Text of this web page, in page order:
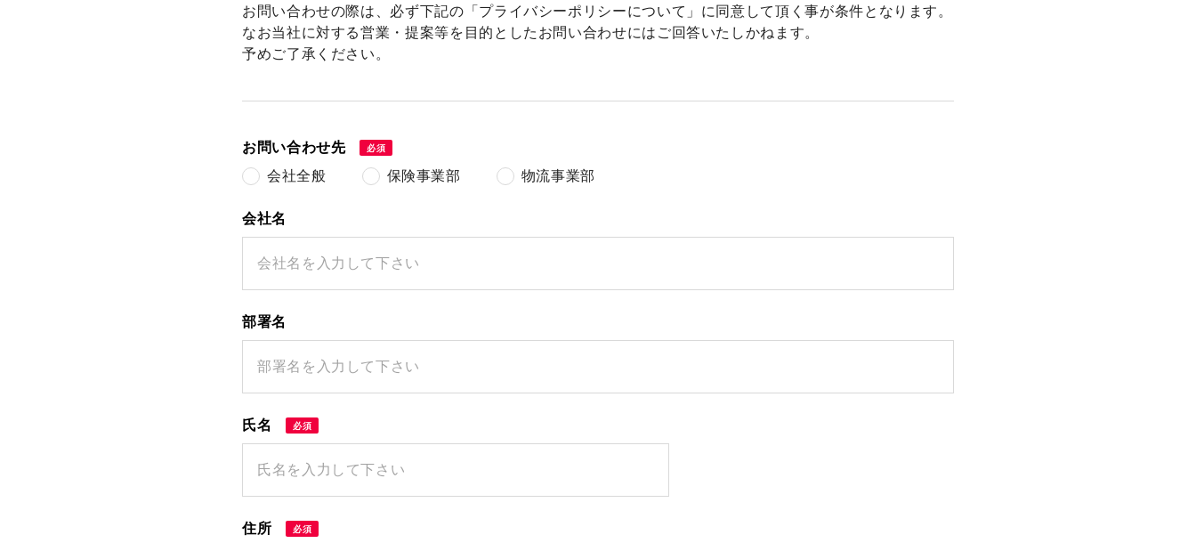
お問い合わせの際は、必ず下記の「プライバシーポリシーについて」に同意して頂く事が条件となります。
なお当社に対する営業・提案等を目的としたお問い合わせにはご回答いたしかねます。
予めご了承ください。
お問い合わせ先 必須
会社全般 保険事業部 物流事業部
会社名
部署名
氏名 必須
住所 必須